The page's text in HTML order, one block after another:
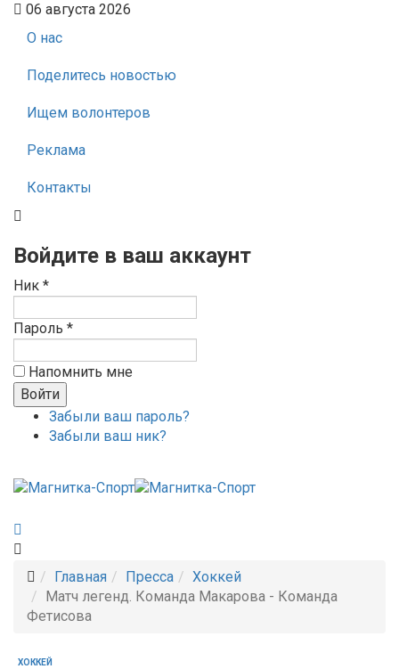
06 августа 2026
О нас
Поделитесь новостью
Ищем волонтеров
Реклама
Контакты
Войдите в ваш аккаунт
Ник *
Пароль *
Напомнить мне
Забыли ваш пароль?
Забыли ваш ник?
Главная Пресса
Хоккей
Матч легенд. Команда Макарова - Команда
Фетисова
ХОККЕЙ